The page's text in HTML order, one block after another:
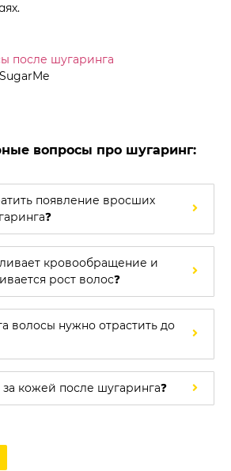
после шугаринга
SugarMe
вопросы про шугаринг:
появление вросших
кровообращение и
рост волос❓
волосы нужно отрастить до
кожей после шугаринга❓